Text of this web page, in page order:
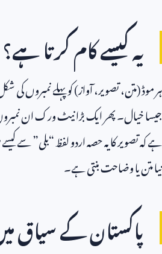
یہ کیسے کام کرتا
ہر موڈ (متن، تصویر، آواز) کو پہلے نمبروں کی
جیسا خیال۔ پھر ایک بڑا نیٹ ورک ان
ہے کہ تصویر کا یہ حصہ اردو لفظ “بلی” سے
نیا متن یا وضاحت بنتی ہے۔
پاکستان کے سیاق